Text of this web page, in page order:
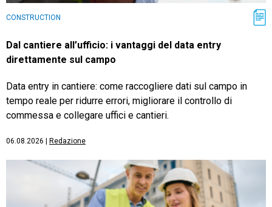
CONSTRUCTION
Dal cantiere all’ufficio: i vantaggi del data entry
direttamente sul campo
Data entry in cantiere: come raccogliere dati sul campo in
tempo reale per ridurre errori, migliorare il controllo di
commessa e collegare uffici e cantieri.
06.08.2026 Redazione